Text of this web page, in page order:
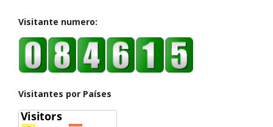
Visitante numero:
Visitantes por Países